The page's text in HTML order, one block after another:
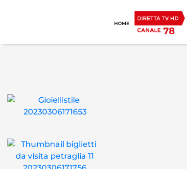
HOME